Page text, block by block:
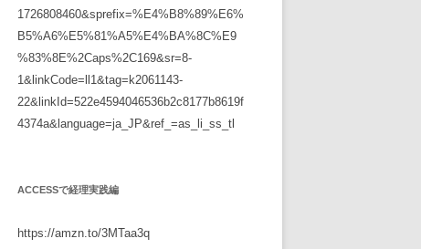
1726808460&sprefix=%E4%B8%89%E6%
B5%A6%E5%81%A5%E4%BA%8C%E9
%83%8E%2Caps%2C169&sr=8-
1&linkCode=ll1&tag=k2061143-
22&linkId=522e4594046536b2c8177b8619f
4374a&language=ja_JP&ref_=as_li_ss_tl
ACCESSで経理実践編
https://amzn.to/3MTaa3q